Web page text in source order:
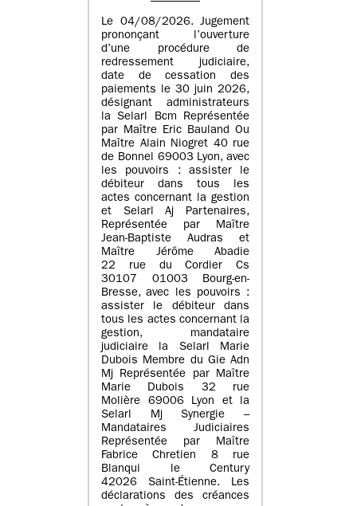
Le 04/08/2026. Jugement
prononçant l’ouverture
d’une procédure de
redressement judiciaire,
date de cessation des
paiements le 30 juin 2026,
désignant administrateurs
la Selarl Bcm Représentée
par Maître Eric Bauland Ou
Maître Alain Niogret 40 rue
de Bonnel 69003 Lyon, avec
les pouvoirs : assister le
débiteur dans tous les
actes concernant la gestion
et Selarl Aj Partenaires,
Représentée par Maître
Jean-Baptiste Audras et
Maître Jérôme Abadie
22 rue du Cordier Cs
30107 01003 Bourg-en-
Bresse, avec les pouvoirs :
assister le débiteur dans
tous les actes concernant la
gestion, mandataire
judiciaire la Selarl Marie
Dubois Membre du Gie Adn
Mj Représentée par Maître
Marie Dubois 32 rue
Molière 69006 Lyon et la
Selarl Mj Synergie –
Mandataires Judiciaires
Représentée par Maître
Fabrice Chretien 8 rue
Blanqui le Century
42026 Saint-Étienne. Les
déclarations des créances